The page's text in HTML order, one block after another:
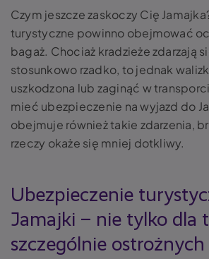
Czym jeszcze zaskoczy Cię
turystyczne powinno obejmować
bagaż. Chociaż kradzieże zdarzają
stosunkowo rzadko, to jednak
uszkodzona lub zaginąć w
mieć ubezpieczenie na wyjazd do
obejmuje również takie zdarzenia,
rzeczy okaże się mniej dotkliwy.
Ubezpieczenie
Jamajki – nie tylko dla
szczególnie ostrożnych